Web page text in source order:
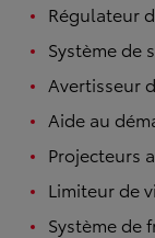
Régulateur
Système de
Avertisseur
Aide au
Projecteurs
Limiteur de
Système de